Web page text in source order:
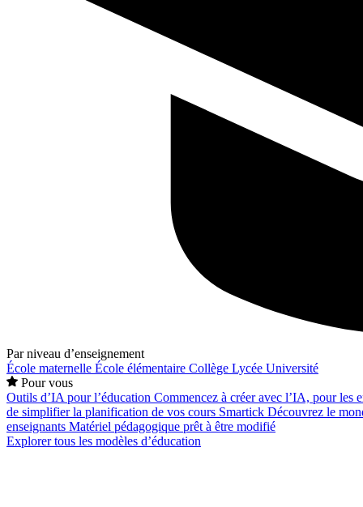
Par niveau d’enseignement
École maternelle École élémentaire Collège Lycée Université
Pour vous
Outils d’IA pour l’éducation Commencez à créer avec l’IA, pour les
de simplifier la planification de vos cours Smartick Découvrez le
enseignants Matériel pédagogique prêt à être modifié
Explorer tous les modèles d’éducation